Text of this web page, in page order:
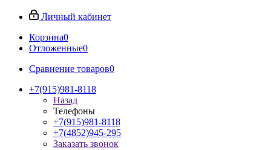
Личный кабинет
Корзина0
Отложенные0
Сравнение товаров0
+7(915)981-8118
Назад
Телефоны
+7(915)981-8118
+7(4852)945-295
Заказать звонок